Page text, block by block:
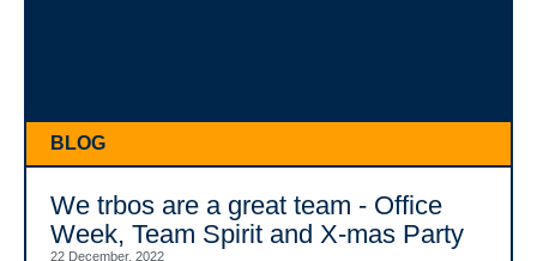
BLOG
We trbos are a great team - Office
Week, Team Spirit and X-mas Party
22 December, 2022